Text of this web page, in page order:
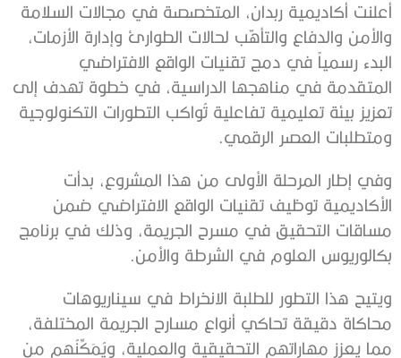
أعلنت أكاديمية ربدان، المتخصصة في مجالات السلامة
والأمن والدفاع والتأهّب لحالات الطوارئ وإدارة الأزمات،
البدء رسمياً في دمج تقنيات الواقع الافتراضي
المتقدمة في مناهجها الدراسية، في خطوة تهدف إلى
تعزيز بيئة تعليمية تفاعلية تُواكب التطورات التكنولوجية
ومتطلبات العصر الرقمي.
وفي إطار المرحلة الأولى من هذا المشروع، بدأت
الأكاديمية توظيف تقنيات الواقع الافتراضي ضمن
مساقات التحقيق في مسرح الجريمة، وذلك في برنامج
بكالوريوس العلوم في الشرطة والأمن.
ويتيح هذا التطور للطلبة الانخراط في سيناريوهات
محاكاة دقيقة تحاكي أنواع مسارح الجريمة المختلفة،
مما يعزز مهاراتهم التحقيقية والعملية، ويُمَكِّنُهم من